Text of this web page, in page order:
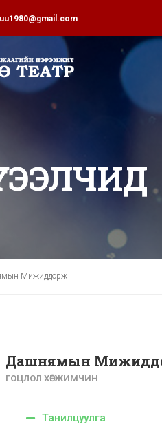
Мижиддорж
Дашнямын
ГОЦЛОЛ ХӨГЖИМЧИН
Танилцуулга